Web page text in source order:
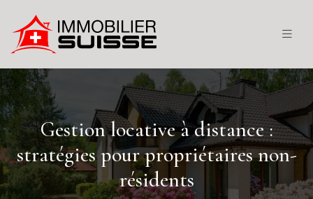
Gestion locative à distance :
stratégies pour propriétaires non-
résidents